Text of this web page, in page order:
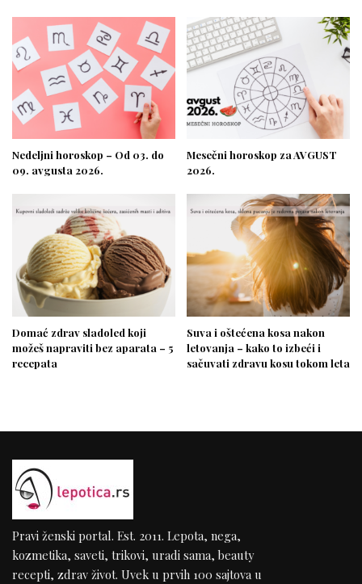
Nedeljni horoskop – Od 03. do
09. avgusta 2026.
Mesečni horoskop za AVGUST
2026.
Domać zdrav sladoled koji
možeš napraviti bez aparata – 5
recepata
Suva i oštećena kosa nakon
letovanja – kako to izbeći i
sačuvati zdravu kosu tokom leta
Pravi ženski portal. Est. 2011. Lepota, nega,
kozmetika, saveti, trikovi, uradi sama, beauty
recepti, zdrav život. Uvek u prvih 100 sajtova u